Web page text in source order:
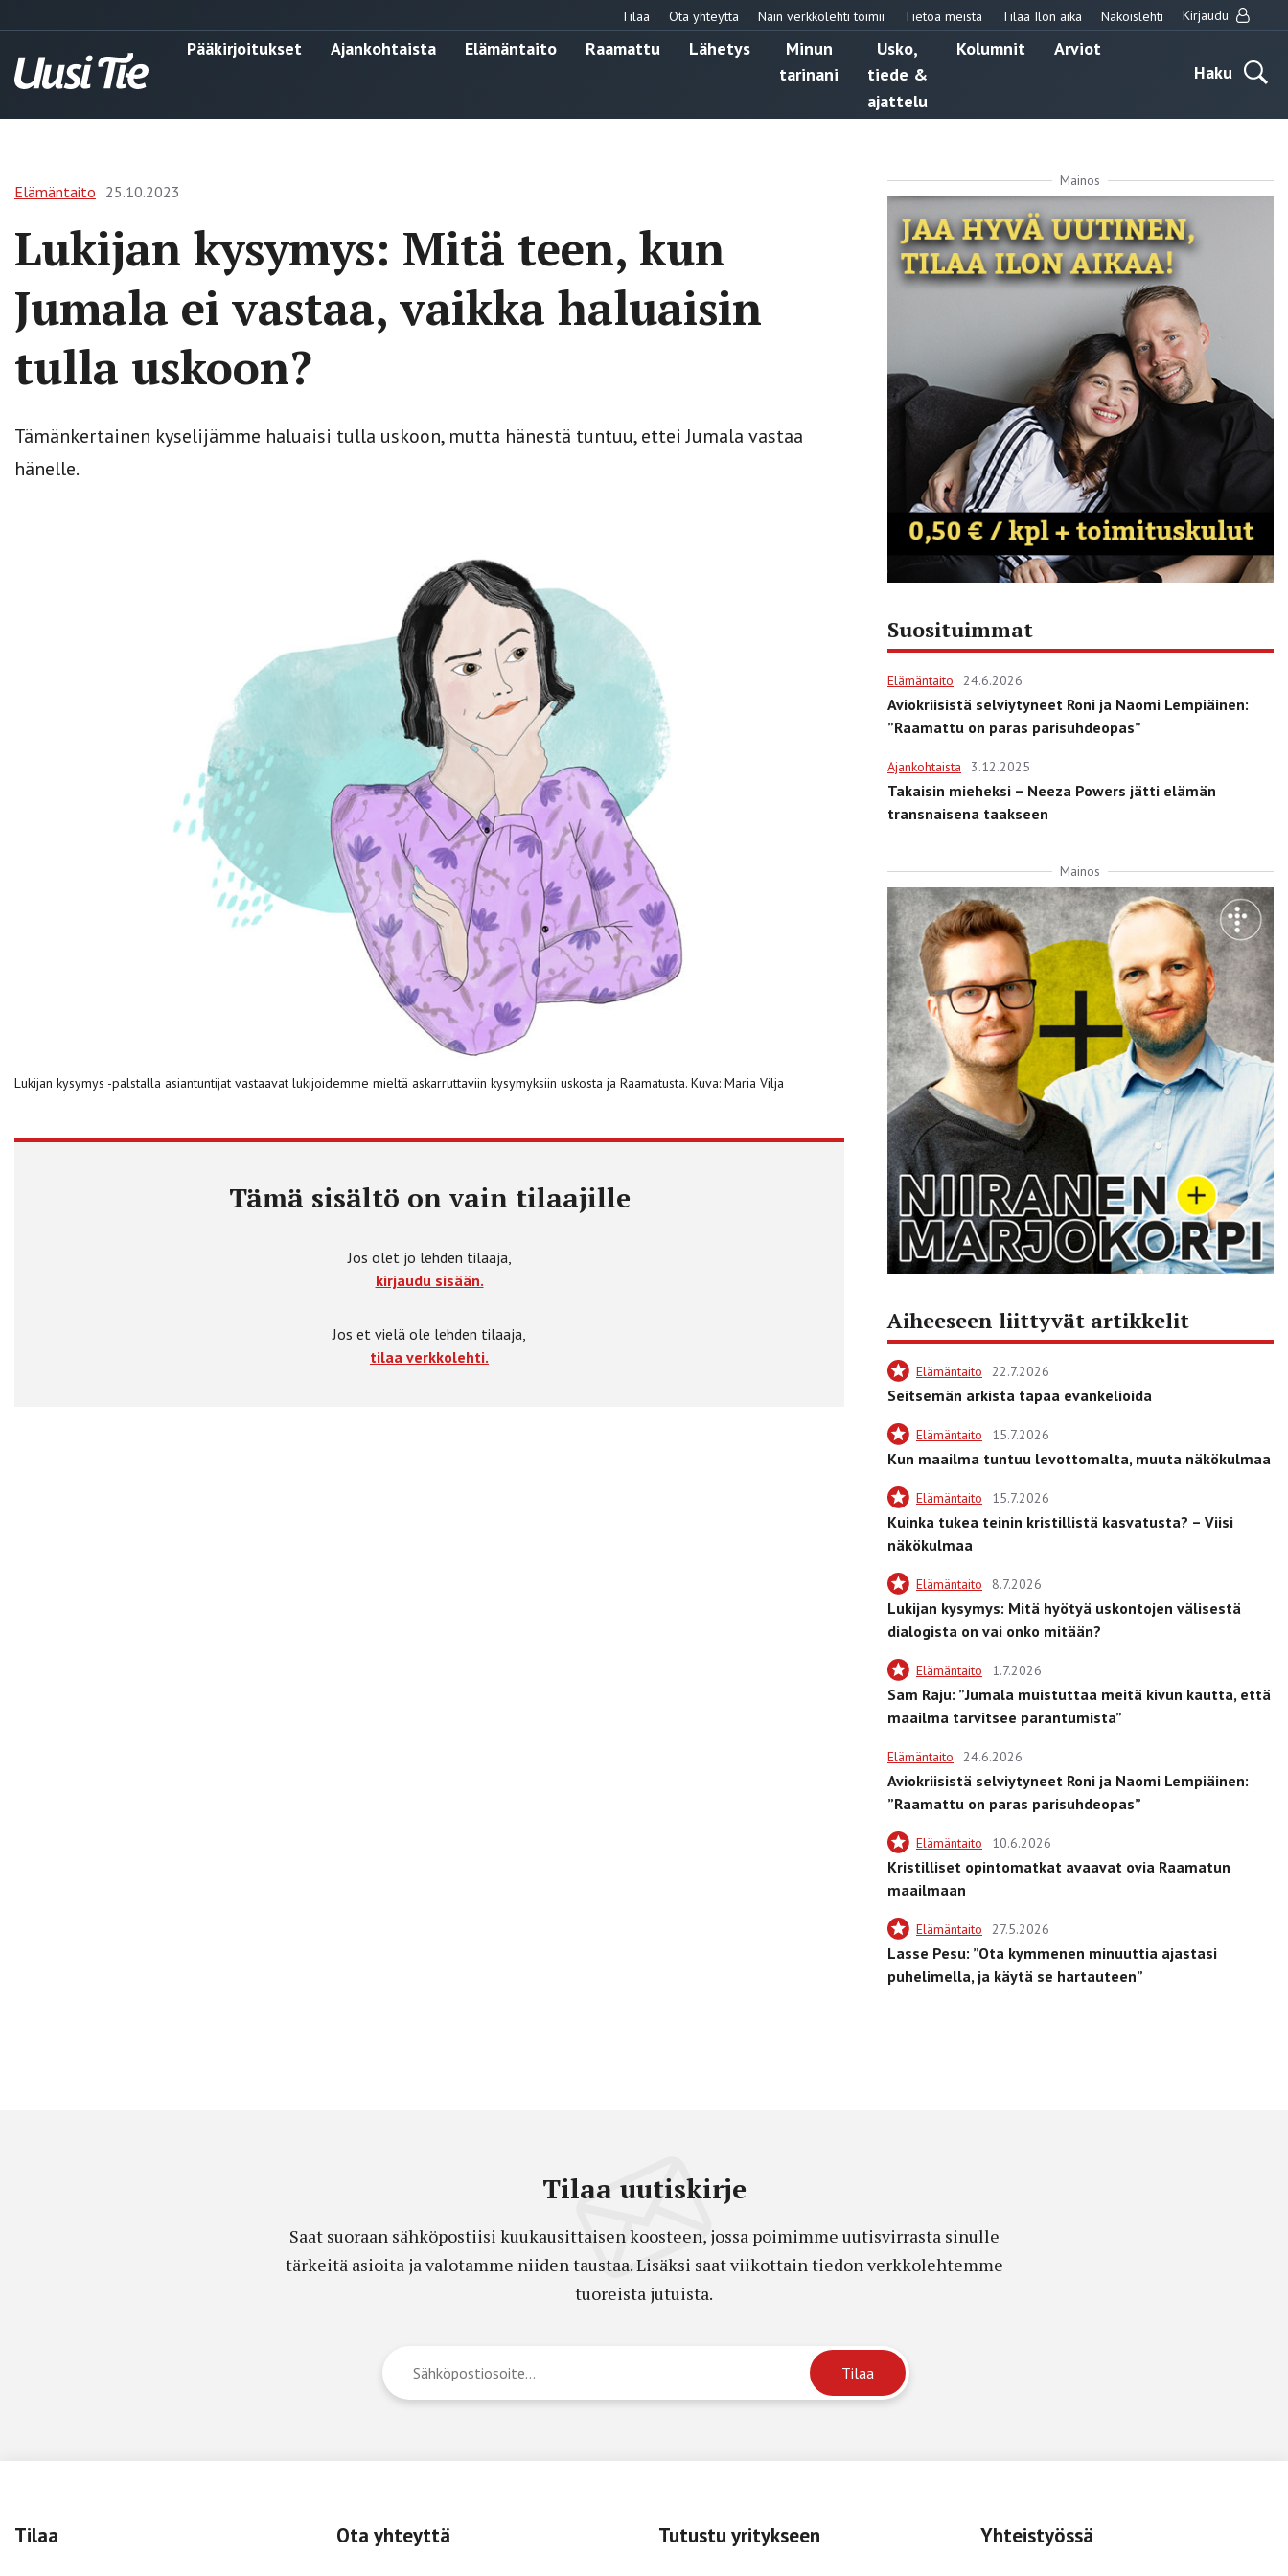
Tilaa Ota yhteyttä Näin verkkolehti toimii Tietoa meistä Tilaa Ilon aika Näköislehti Kirjaudu
Pääkirjoitukset Ajankohtaista Elämäntaito Raamattu Lähetys
Minun
tarinani
Usko,
tiede &
ajattelu
Kolumnit
Arviot
Haku
Elämäntaito 25.10.2023
Lukijan kysymys: Mitä teen, kun
Jumala ei vastaa, vaikka haluaisin
tulla uskoon?
Tämänkertainen kyselijämme haluaisi tulla uskoon, mutta hänestä tuntuu, ettei Jumala vastaa
hänelle.
Lukijan kysymys -palstalla asiantuntijat vastaavat lukijoidemme mieltä askarruttaviin kysymyksiin uskosta ja Raamatusta. Kuva: Maria Vilja
Tämä sisältö on vain tilaajille
Jos olet jo lehden tilaaja,
kirjaudu sisään.
Jos et vielä ole lehden tilaaja,
tilaa verkkolehti.
Mainos
Suosituimmat
Elämäntaito 24.6.2026
Aviokriisistä selviytyneet Roni ja Naomi Lempiäinen:
”Raamattu on paras parisuhdeopas”
Ajankohtaista 3.12.2025
Takaisin mieheksi – Neeza Powers jätti elämän
transnaisena taakseen
Mainos
Aiheeseen liittyvät artikkelit
Elämäntaito 22.7.2026
Seitsemän arkista tapaa evankelioida
Elämäntaito 15.7.2026
Kun maailma tuntuu levottomalta, muuta näkökulmaa
Elämäntaito 15.7.2026
Kuinka tukea teinin kristillistä kasvatusta? – Viisi
näkökulmaa
Elämäntaito 8.7.2026
Lukijan kysymys: Mitä hyötyä uskontojen välisestä
dialogista on vai onko mitään?
Elämäntaito 1.7.2026
Sam Raju: ”Jumala muistuttaa meitä kivun kautta, että
maailma tarvitsee parantumista”
Elämäntaito 24.6.2026
Aviokriisistä selviytyneet Roni ja Naomi Lempiäinen:
”Raamattu on paras parisuhdeopas”
Elämäntaito 10.6.2026
Kristilliset opintomatkat avaavat ovia Raamatun
maailmaan
Elämäntaito 27.5.2026
Lasse Pesu: ”Ota kymmenen minuuttia ajastasi
puhelimella, ja käytä se hartauteen”
Tilaa uutiskirje
Saat suoraan sähköpostiisi kuukausittaisen koosteen, jossa poimimme uutisvirrasta sinulle
tärkeitä asioita ja valotamme niiden taustaa. Lisäksi saat viikottain tiedon verkkolehtemme
tuoreista jutuista.
Tilaa Ota yhteyttä Tutustu yritykseen Yhteistyössä